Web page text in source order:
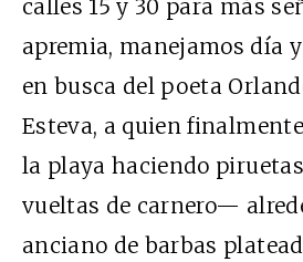
calles 15 y 30 para más
apremia, manejamos día
en busca del poeta
Esteva, a quien
la playa haciendo
vueltas de carnero—
anciano de barbas